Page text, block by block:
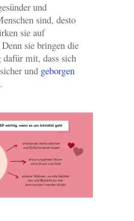
und
sind, desto
sie auf
sie bringen die
dafür mit, dass sich
und geborgen